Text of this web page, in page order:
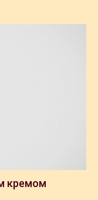
кремом